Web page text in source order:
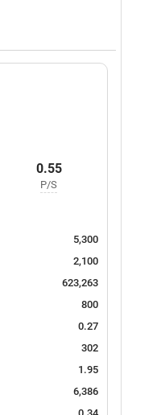
0.55
P/S
5,300
2,100
623,263
800
0.27
302
1.95
6,386
0.34